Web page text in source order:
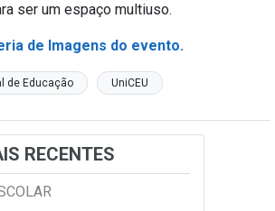
ser um espaço multiuso.
de Imagens do evento.
de Educação UniCEU
RECENTES